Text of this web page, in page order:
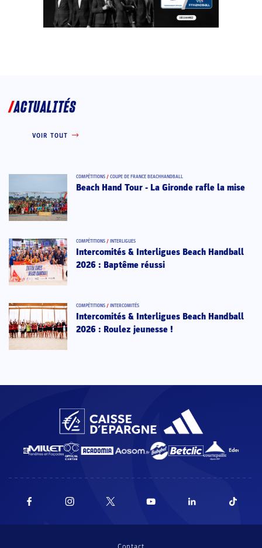
ACTUALITÉS
VOIR TOUT
COMPÉTITIONS / COUPE DE FRANCE BEACHHANDBALL
Beach Hand Tour - La Gironde rafle la mise
COMPÉTITIONS / INTERLIGUES
Intercomités & Interligues Beach Handball
2026 : Baptême réussi
COMPÉTITIONS / INTERCOMITÉS
Intercomités & Interligues Beach Handball
2026 : Roulez jeunesse !